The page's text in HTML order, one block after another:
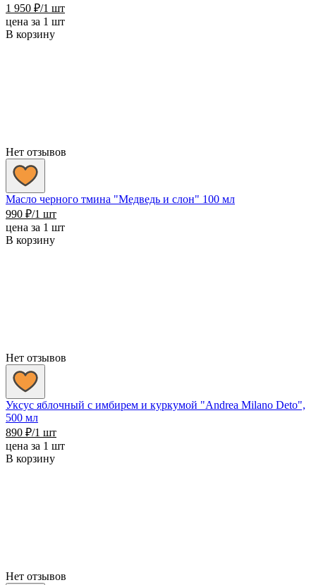
1 950 ₽/1 шт
цена за 1 шт
В корзину
Нет отзывов
Масло черного тмина "Медведь и слон" 100 мл
990 ₽/1 шт
цена за 1 шт
В корзину
Нет отзывов
Уксус яблочный с имбирем и куркумой "Andrea Milano Deto",
500 мл
890 ₽/1 шт
цена за 1 шт
В корзину
Нет отзывов